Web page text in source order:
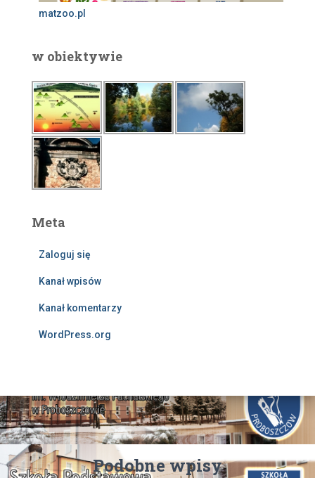
matzoo.pl
w obiektywie
Meta
Zaloguj się
Kanał wpisów
Kanał komentarzy
WordPress.org
Podobne wpisy